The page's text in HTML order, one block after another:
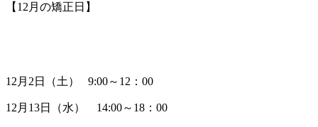
【12月の矯正日】
12月2日（土） 9:00～12：00
12月13日（水） 14:00～18：00